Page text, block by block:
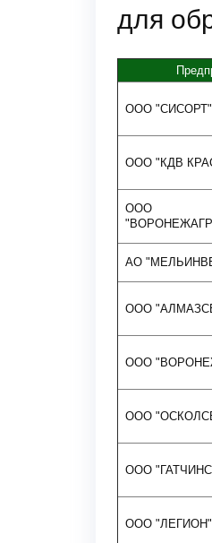
для
ООО "СИСОРТ"
ООО "КДВ
ООО
АО
ООО
ООО
ООО
ООО
ООО "ЛЕГИОН"